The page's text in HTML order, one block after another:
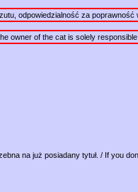
odpowiedzialność za poprawność
owner of the cat is solely
na już posiadany tytuł. / If you